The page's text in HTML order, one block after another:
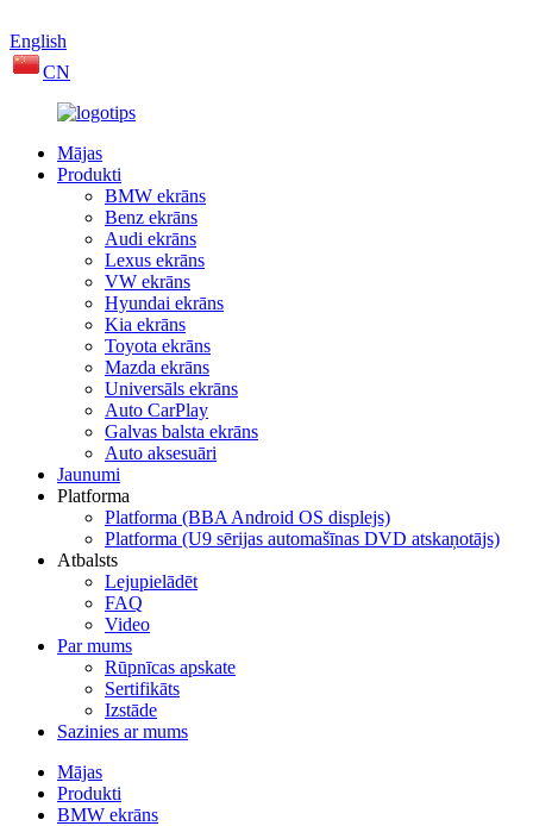
English
CN
Mājas
Produkti
BMW ekrāns
Benz ekrāns
Audi ekrāns
Lexus ekrāns
VW ekrāns
Hyundai ekrāns
Kia ekrāns
Toyota ekrāns
Mazda ekrāns
Universāls ekrāns
Auto CarPlay
Galvas balsta ekrāns
Auto aksesuāri
Jaunumi
Platforma
Platforma (BBA Android OS displejs)
Platforma (U9 sērijas automašīnas DVD atskaņotājs)
Atbalsts
Lejupielādēt
FAQ
Video
Par mums
Rūpnīcas apskate
Sertifikāts
Izstāde
Sazinies ar mums
Mājas
Produkti
BMW ekrāns